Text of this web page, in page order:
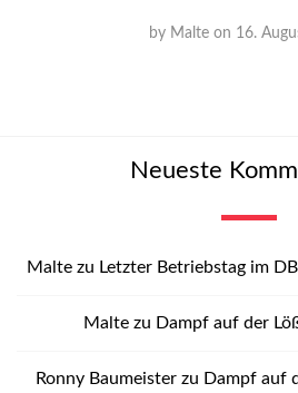
by Malte on 16.
Neueste
Malte zu Letzter Betriebstag im
Malte zu Dampf auf der
Ronny Baumeister zu Dampf auf